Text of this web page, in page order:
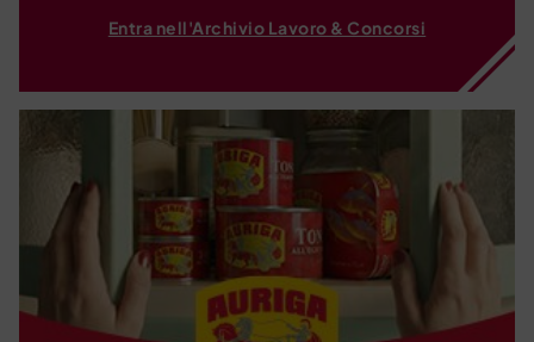
Entra nell'Archivio Lavoro & Concorsi